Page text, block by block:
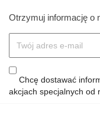
Otrzymuj informację o
Chcę dostawać
akcjach specjalnych od